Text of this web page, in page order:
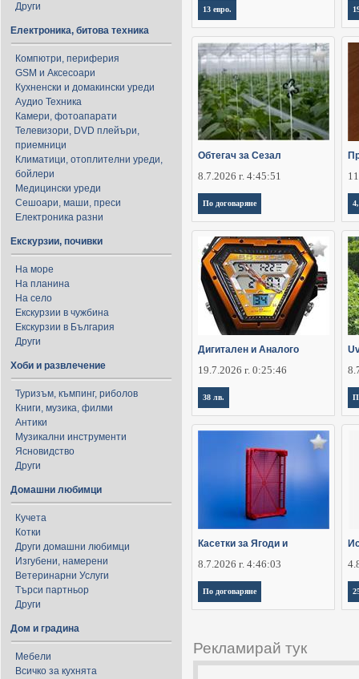
Други
Електроника, битова техника
Компютри, периферия
GSM и Аксесоари
Кухненски и домакински уреди
Аудио Техника
Камери, фотоапарати
Телевизори, DVD плейъри,
приемници
Климатици, отоплителни уреди,
бойлери
Медицински уреди
Сешоари, маши, преси
Електроника разни
Екскурзии, почивки
На море
На планина
На село
Екскурзии в чужбина
Екскурзии в България
Други
Хоби и развлечение
Туризъм, къмпинг, риболов
Книги, музика, филми
Антики
Музикални инструменти
Ясновидство
Други
Домашни любимци
Кучета
Котки
Други домашни любимци
Изгубени, намерени
Ветеринарни Услуги
Търси партньор
Други
Дом и градина
Мебели
Всичко за кухнята
13 евро.
Обтегач за Сезал
8.7.2026 г. 4:45:51
По договаряне
Дигитален и Аналого
19.7.2026 г. 0:25:46
38 лв.
Касетки за Ягоди и
8.7.2026 г. 4:46:03
По договаряне
Рекламирай тук